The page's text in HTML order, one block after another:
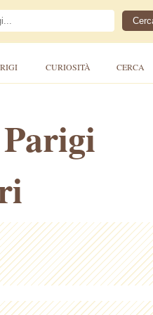
CURIOSITÀ CERCA